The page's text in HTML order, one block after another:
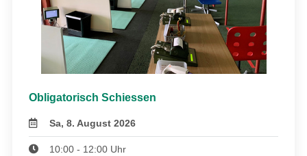
Obligatorisch Schiessen
Sa, 8. August 2026
10:00 - 12:00 Uhr